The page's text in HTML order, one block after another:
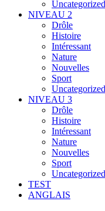
Uncategorized
NIVEAU 2
Drôle
Histoire
Intéressant
Nature
Nouvelles
Sport
Uncategorized
NIVEAU 3
Drôle
Histoire
Intéressant
Nature
Nouvelles
Sport
Uncategorized
TEST
ANGLAIS